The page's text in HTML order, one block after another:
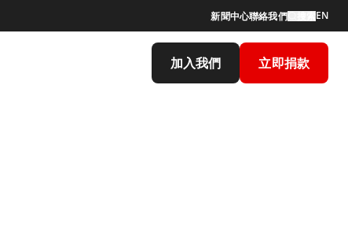
新聞中心聯絡我們 EN
加入我們 立即捐款